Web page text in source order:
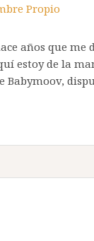
Propio
años que me
estoy de la
Babymoov,